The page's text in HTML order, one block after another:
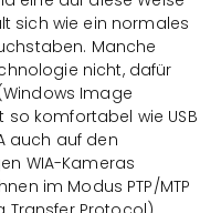
sich wie ein normales
Manche
nicht, dafür
Image
komfortabel wie USB
auch auf den
WIA-Kameras
im Modus PTP/MTP